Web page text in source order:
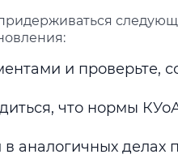
и проверьте,
что нормы
аналогичных делах